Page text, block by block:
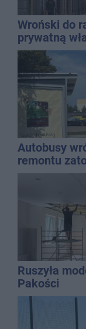
Wroński do
prywatną
gospodarką
Autobusy
remontu
Ruszyła
Pakości